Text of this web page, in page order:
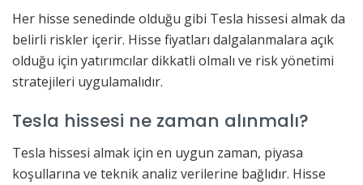
Her hisse senedinde olduğu gibi Tesla hissesi almak da
belirli riskler içerir. Hisse fiyatları dalgalanmalara açık
olduğu için yatırımcılar dikkatli olmalı ve risk yönetimi
stratejileri uygulamalıdır.
Tesla hissesi ne zaman alınmalı?
Tesla hissesi almak için en uygun zaman, piyasa
koşullarına ve teknik analiz verilerine bağlıdır. Hisse